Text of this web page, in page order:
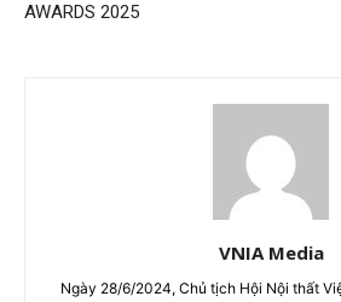
AWARDS 2025
VNIA Media
Ngày 28/6/2024, Chủ tịch Hội Nội thất